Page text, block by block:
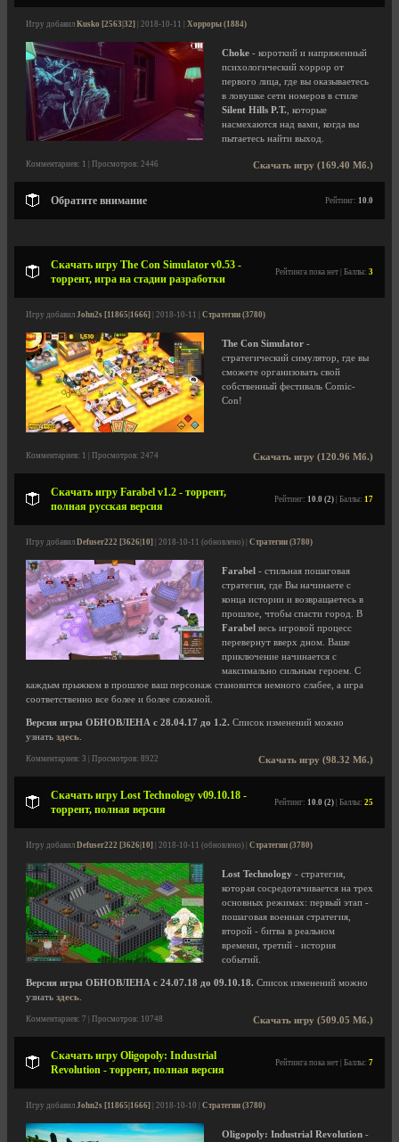
Игру добавил Kusko [2563|32] | 2018-10-11 | Хорроры (1884)
Choke - короткий и напряженный
психологический хоррор от
первого лица, где вы оказываетесь
в ловушке сети номеров в стиле
Silent Hills P.T. , которые
насмехаются над вами, когда вы
пытаетесь найти выход.
Скачать игру (169.40 Мб.)
Комментариев: 1 | Просмотров: 2446
Обратите внимание Рейтинг: 10.0
Скачать игру The Con Simulator v0.53 -
торрент, игра на стадии разработки
Рейтинга пока нет | Баллы: 3
Игру добавил John2s [11865|1666] | 2018-10-11 | Стратегии (3780)
The Con Simulator -
стратегический симулятор, где вы
сможете организовать свой
собственный фестиваль Comic-
Con!
Скачать игру (120.96 Мб.)
Комментариев: 1 | Просмотров: 2474
Скачать игру Farabel v1.2 - торрент,
полная русская версия
Рейтинг: 10.0 (2) | Баллы: 17
Игру добавил Defuser222 [3626|10] | 2018-10-11 (обновлено) | Стратегии (3780)
Farabel - стильная пошаговая
стратегия, где Вы начинаете с
конца истории и возвращаетесь в
прошлое, чтобы спасти город. В
Farabel весь игровой процесс
перевернут вверх дном. Ваше
приключение начинается с
максимально сильным героем. С
каждым прыжком в прошлое ваш персонаж становится немного слабее, а игра
соответственно все более и более сложной.
Версия игры ОБНОВЛЕНА с 28.04.17 до 1.2. Список изменений можно
узнать здесь
Скачать игру (98.32 Мб.)
Комментариев: 3 | Просмотров: 8922
Скачать игру Lost Technology v09.10.18 -
торрент, полная версия
Рейтинг: 10.0 (2) | Баллы: 25
Игру добавил Defuser222 [3626|10] | 2018-10-11 (обновлено) | Стратегии (3780)
Lost Technology - стратегия,
которая сосредотачивается на трех
основных режимах: первый этап -
пошаговая военная стратегия,
второй - битва в реальном
времени, третий - история
событий.
Версия игры ОБНОВЛЕНА с 24.07.18 до 09.10.18. Список изменений можно
узнать здесь
Скачать игру (509.05 Мб.)
Комментариев: 7 | Просмотров: 10748
Скачать игру Oligopoly: Industrial
Revolution - торрент, полная версия
Рейтинга пока нет | Баллы: 7
Игру добавил John2s [11865|1666] | 2018-10-10 | Стратегии (3780)
Oligopoly: Industrial Revolution -